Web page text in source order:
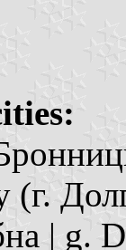
(г.
| g.